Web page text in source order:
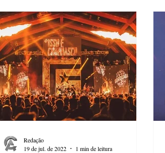
Redação
19 de jul. de 2022
1 min de leitura